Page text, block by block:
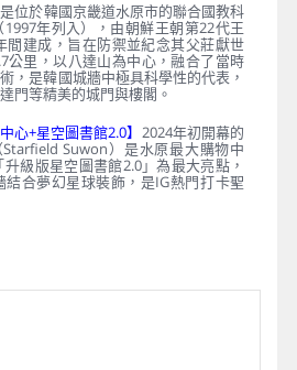
位於韓國京畿道水原市的聯合國教科
年列入），由朝鮮王朝第22代王
間建成，旨在防禦並紀念其父莊獻世
公里，以八達山為中心，融合了當時
，是韓國城牆中極具科學性的代表，
門等精美的城門與樓閣。
心+星空圖書館2.0】 2024年初開幕的
Starfield Suwon）是水原最大購物中
級版星空圖書館2.0」為最大亮點，
合夢幻星球裝飾，是IG熱門打卡聖